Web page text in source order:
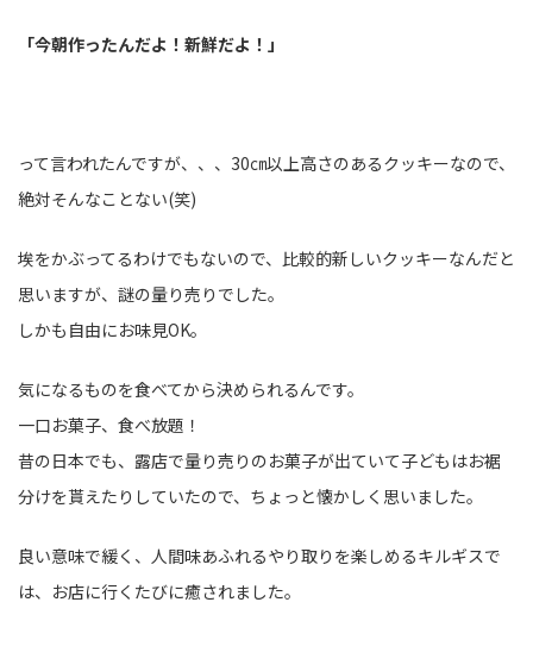
「今朝作ったんだよ！新鮮だよ！」
って言われたんですが、、、30㎝以上高さのあるクッキーなので、
絶対そんなことない(笑)
埃をかぶってるわけでもないので、比較的新しいクッキーなんだと
思いますが、謎の量り売りでした。
しかも自由にお味見OK。
気になるものを食べてから決められるんです。
一口お菓子、食べ放題！
昔の日本でも、露店で量り売りのお菓子が出ていて子どもはお裾
分けを貰えたりしていたので、ちょっと懐かしく思いました。
良い意味で緩く、人間味あふれるやり取りを楽しめるキルギスで
は、お店に行くたびに癒されました。